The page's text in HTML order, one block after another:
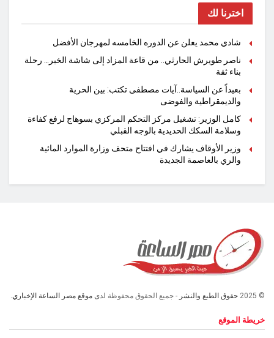
اخترنا لك
شادي محمد يعلن عن الدوره الخامسه لمهرجان الأفضل
ناصر طويرش الحارثي.. من قاعة المزاد إلى شاشة الخبر… رحلة
بناء ثقة
بعيداً عن السياسة..آيات مصطفى تكتب: بين الحرية
والديمقراطية والفوضى
كامل الوزير: تشغيل مركز التحكم المركزي بسوهاج لرفع كفاءة
وسلامة السكك الحديدية بالوجه القبلي
وزير الأوقاف يشارك في افتتاح متحف وزارة الموارد المائية
والري بالعاصمة الجديدة
© 2025 حقوق الطبع والنشر - جميع الحقوق محفوظة لدى موقع مصر الساعة الإخباري.
خريطة الموقع